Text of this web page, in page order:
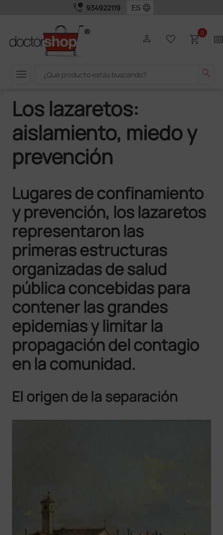
call_quality 934922119 language
menu search
person favorite_border shopping_cart0
Los lazaretos:
aislamiento, miedo y
prevención
Lugares de confinamiento
y prevención, los lazaretos
representaron las
primeras estructuras
organizadas de salud
pública concebidas para
contener las grandes
epidemias y limitar la
propagación del contagio
en la comunidad.
El origen de la separación